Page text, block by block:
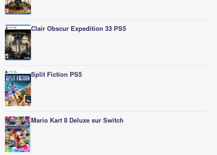
Clair Obscur Expedition 33 PS5
Split Fiction PS5
Mario Kart 8 Deluxe sur Switch